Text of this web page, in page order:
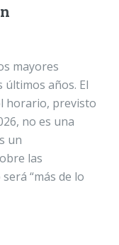
mayores
años. El
horario, previsto
no es una
un
las
“más de lo